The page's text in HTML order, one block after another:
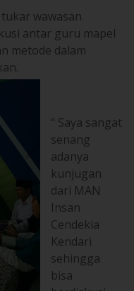
metode dalam
adanya
kunjugan
dari MAN
Insan
Cendekia
Kendari
sehingga
bisa
berdiskusi
dan sharing